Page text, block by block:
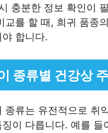
충분한 정보 확인이
교를 할 때, 희귀 품종
합니다.
종류별 건강상
종류는 유전적으로 취
이 다릅니다. 예를 들